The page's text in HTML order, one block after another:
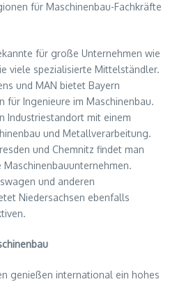
für Maschinenbau-Fachkräfte
für große Unternehmen wie
viele spezialisierte Mittelständler.
und MAN bietet Bayern
für Ingenieure im Maschinenbau.
Industriestandort mit einem
und Metallverarbeitung.
und Chemnitz findet man
und anderen
Niedersachsen ebenfalls
genießen international ein hohes